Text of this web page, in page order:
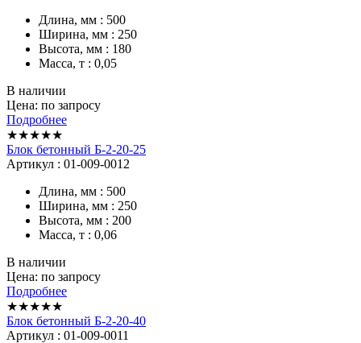
Длина, мм : 500
Ширина, мм : 250
Высота, мм : 180
Масса, т : 0,05
В наличии
Цена: по запросу
Подробнее
★★★★★
Блок бетонный Б-2-20-25
Артикул : 01-009-0012
Длина, мм : 500
Ширина, мм : 250
Высота, мм : 200
Масса, т : 0,06
В наличии
Цена: по запросу
Подробнее
★★★★★
Блок бетонный Б-2-20-40
Артикул : 01-009-0011